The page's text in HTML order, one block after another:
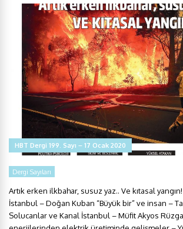
HBT Dergi 199. Sayı – 17 Ocak 2020
Dergi Sayıları
Artık erken ilkbahar, susuz yaz.. Ve kıtasal
İstanbul – Doğan Kuban “Büyük bir” ve insan –
Solucanlar ve Kanal İstanbul – Müfit Akyos